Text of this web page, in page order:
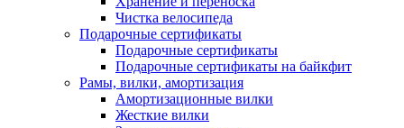
Чистка велосипеда
Подарочные сертификаты
Подарочные сертификаты
Подарочные сертификаты на байкфит
Рамы, вилки, амортизация
Амортизационные вилки
Жесткие вилки